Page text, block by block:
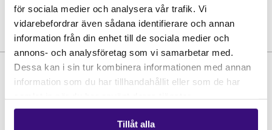
för sociala medier och analysera vår trafik. Vi
vidarebefordrar även sådana identifierare och annan
information från din enhet till de sociala medier och
annons- och analysföretag som vi samarbetar med.
Dessa kan i sin tur kombinera informationen med annan
information som du har tillhandahållit eller som de har
Tillåt alla